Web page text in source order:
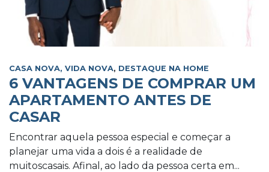
CASA NOVA, VIDA NOVA, DESTAQUE NA HOME
6 VANTAGENS DE COMPRAR UM
APARTAMENTO ANTES DE
CASAR
Encontrar aquela pessoa especial e começar a
planejar uma vida a dois é a realidade de
muitoscasais. Afinal, ao lado da pessoa certa em...